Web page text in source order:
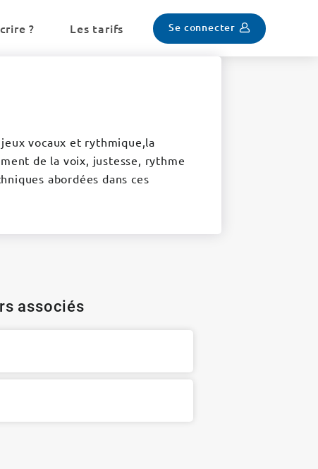
? Les tarifs Se connecter
vocaux et rythmique,la
de la voix, justesse, rythme
abordées dans ces
associés